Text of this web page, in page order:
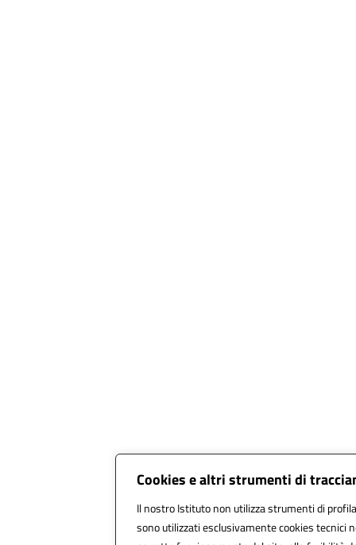
Cookies e altri strumenti di
Il nostro Istituto non utilizza strumenti di
sono utilizzati esclusivamente cookies tecnici